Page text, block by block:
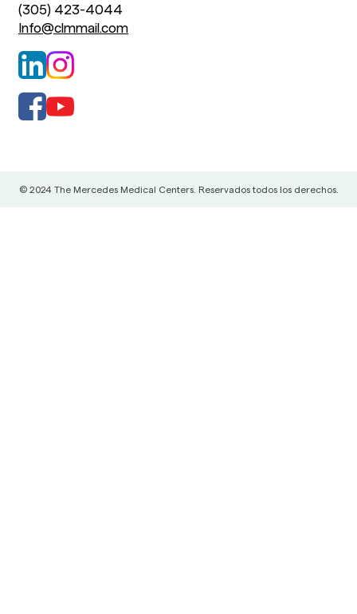
(305) 423-4044
Info@clmmail.com
© 2024 The Mercedes Medical Centers. Reservados todos los derechos.